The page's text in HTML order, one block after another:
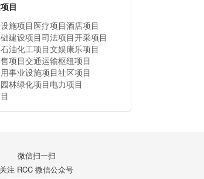
目
施项目医疗项目酒店项目
建设项目司法项目开采项目
石油化工项目文娱康乐项目
项目交通运输枢纽项目
事业设施项目社区项目
园林绿化项目电力项目
微信扫一扫
关注 RCC 微信公众号